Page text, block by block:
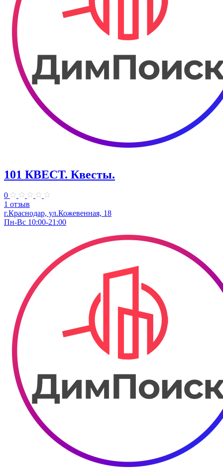
101 КВЕСТ. Квесты.
0
1 отзыв
г.Краснодар, ул.Кожевенная, 18
Пн-Вс 10:00-21:00